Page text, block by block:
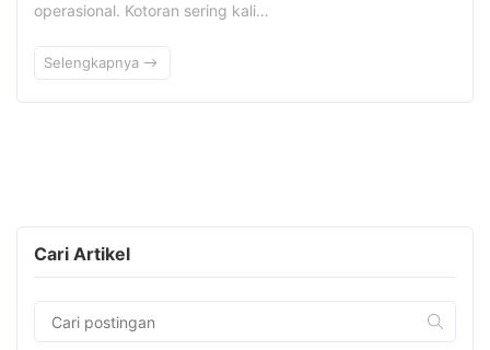
operasional. Kotoran sering kali…
Selengkapnya
Cari Artikel